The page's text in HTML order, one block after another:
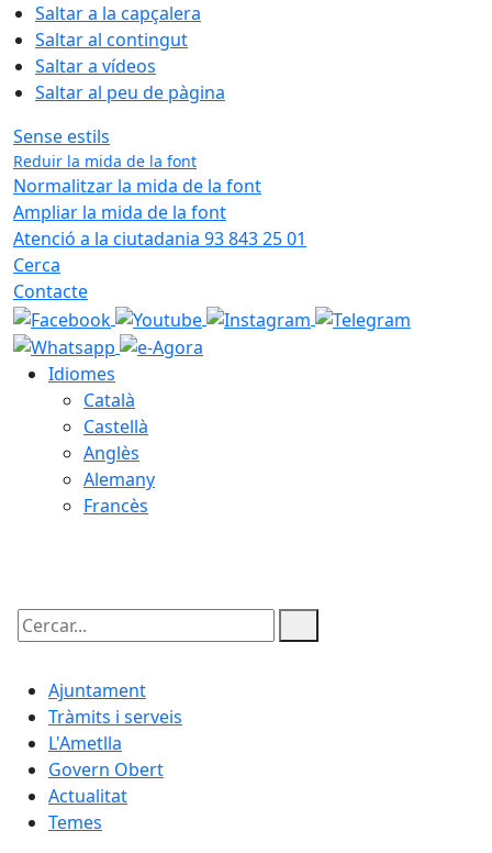
Saltar a la capçalera
Saltar al contingut
Saltar a vídeos
Saltar al peu de pàgina
Sense estils
Reduir la mida de la font
Normalitzar la mida de la font
Ampliar la mida de la font
Atenció a la ciutadania 93 843 25 01
Cerca
Contacte
Idiomes
Català
Castellà
Anglès
Alemany
Francès
Cercar:
Ajuntament
Tràmits i serveis
L'Ametlla
Govern Obert
Actualitat
Temes